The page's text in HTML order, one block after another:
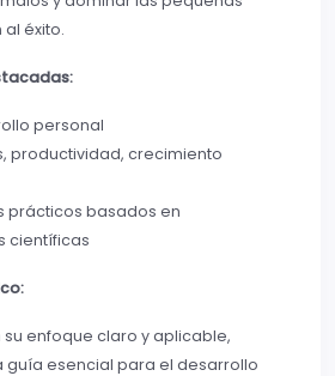
éxito.
personal
productividad, crecimiento
prácticos basados en
científicas
enfoque claro y aplicable,
guía esencial para el desarrollo